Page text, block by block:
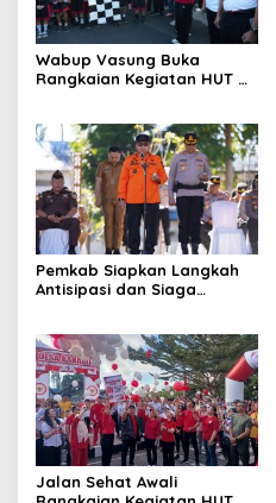
Wabup Vasung Buka
Rangkaian Kegiatan HUT RI
Pemkab Siapkan Langkah
Antisipasi dan Siaga
Jalan Sehat Awali